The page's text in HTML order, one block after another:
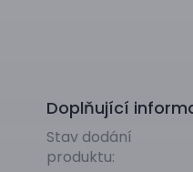
Doplňující
Stav dodání
produktu: